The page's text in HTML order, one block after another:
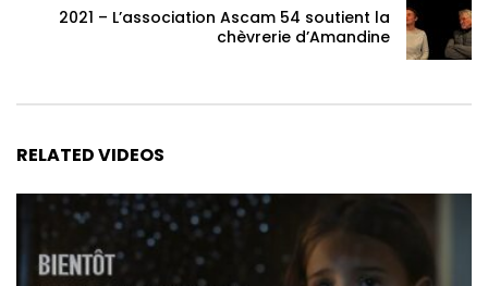
2021 – L’association Ascam 54 soutient la
chèvrerie d’Amandine
RELATED VIDEOS